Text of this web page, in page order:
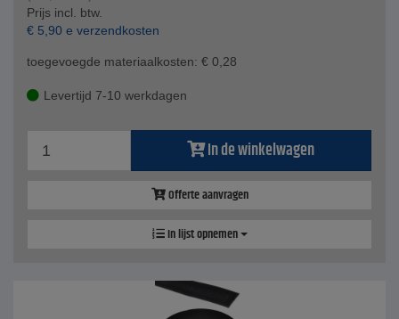
Prijs incl. btw.
€ 5,90 e verzendkosten
toegevoegde materiaalkosten: € 0,28
Levertijd 7-10 werkdagen
In de winkelwagen
Offerte aanvragen
In lijst opnemen